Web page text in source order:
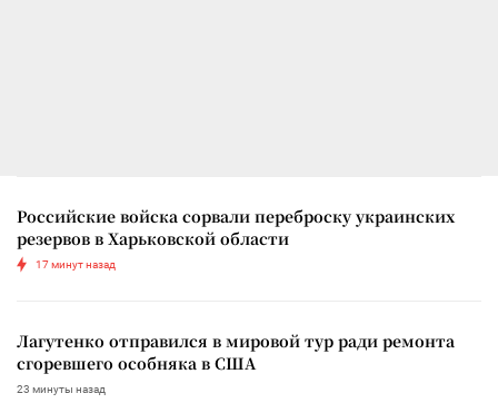
Российские войска сорвали переброску украинских
резервов в Харьковской области
17 минут назад
Лагутенко отправился в мировой тур ради ремонта
сгоревшего особняка в США
23 минуты назад